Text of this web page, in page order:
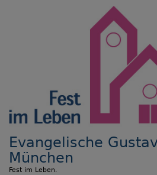
Evangelische
München
Fest im Leben.